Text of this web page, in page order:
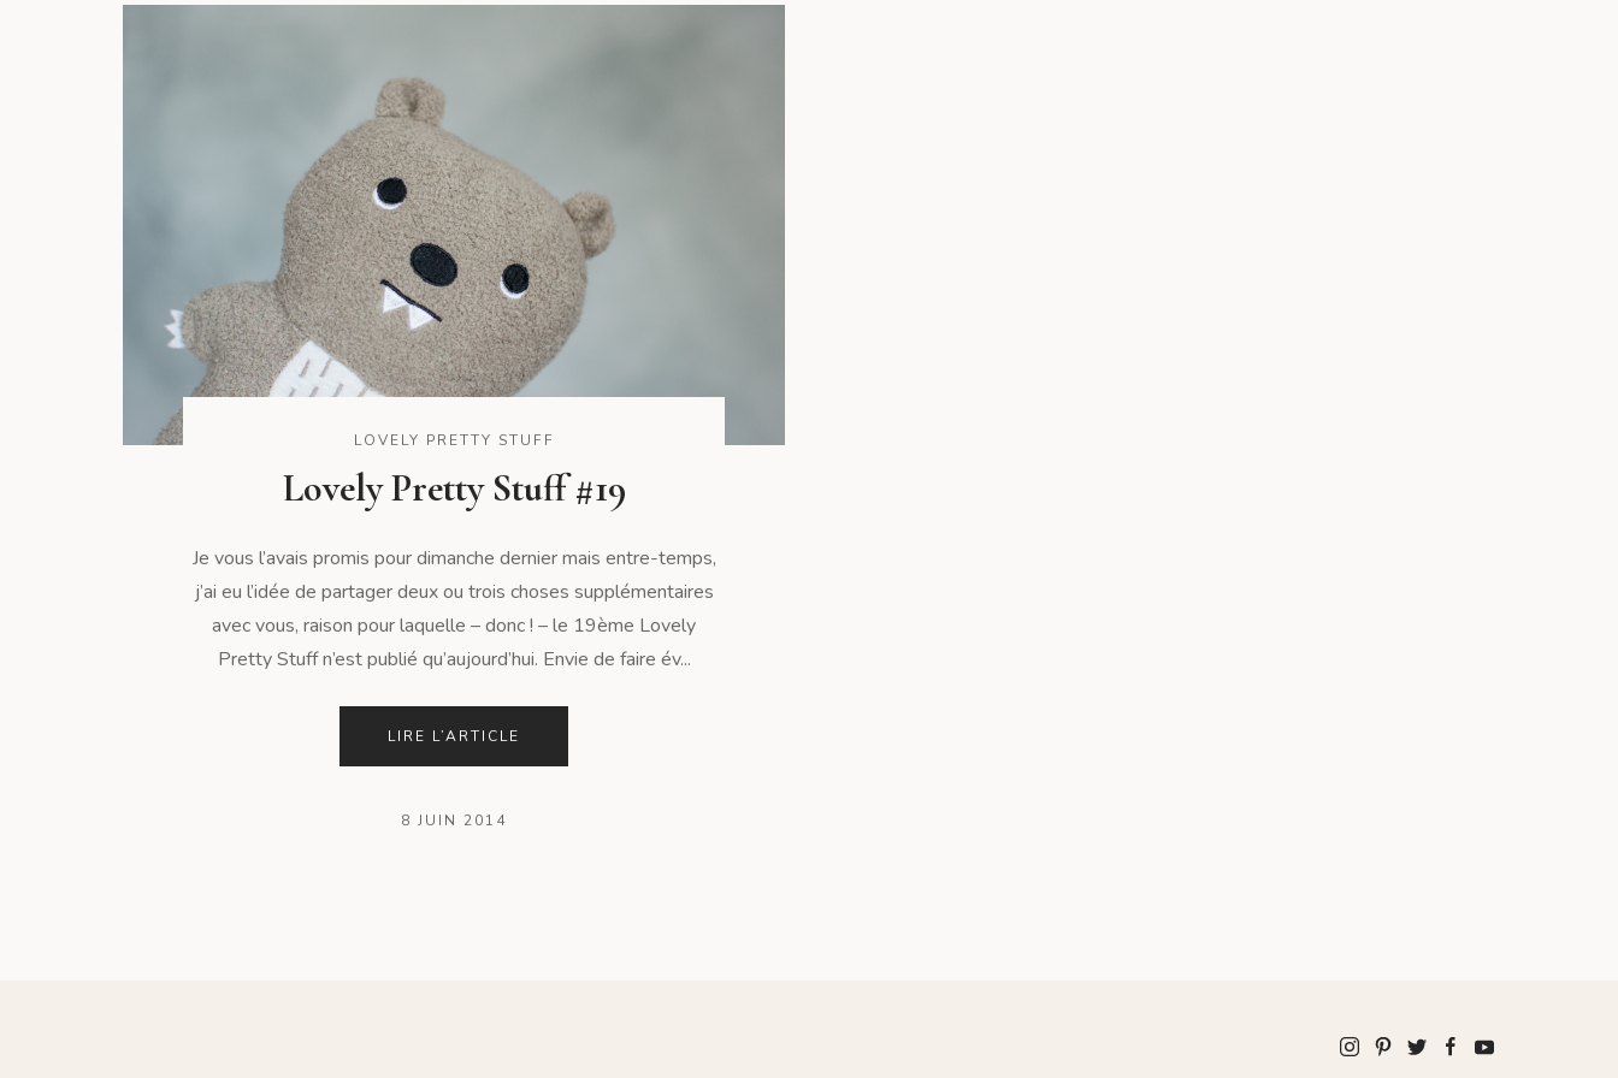
LOVELY PRETTY STUFF
Lovely Pretty Stuff #19
Je vous l’avais promis pour dimanche dernier mais entre-temps,
j’ai eu l’idée de partager deux ou trois choses supplémentaires
avec vous, raison pour laquelle – donc ! – le 19ème Lovely
Pretty Stuff n’est publié qu’aujourd’hui. Envie de faire év...
LIRE L’ARTICLE
8 JUIN 2014